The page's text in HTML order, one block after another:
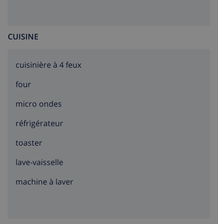
CUISINE
cuisinière à 4 feux
four
micro ondes
réfrigérateur
toaster
lave-vaisselle
machine à laver